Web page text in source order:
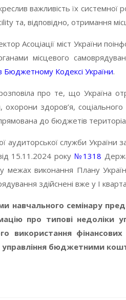
важливість їх
та, відповідно, отримання
Асоціації міст України
місцевого
Бюджетному Кодексі України.
про те, що Україна
охорони здоров’я,
до бюджетів
аудиторської служби України
15.11.2024 року №1318
виконання Плану
здійснені вже у І
навчального семінару
про типові недоліки
використання
бюджетними